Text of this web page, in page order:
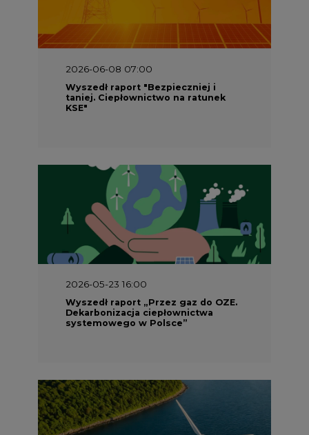
2026-06-08 07:00
Wyszedł raport "Bezpieczniej i
taniej. Ciepłownictwo na ratunek
KSE"
2026-05-23 16:00
Wyszedł raport „Przez gaz do OZE.
Dekarbonizacja ciepłownictwa
systemowego w Polsce”